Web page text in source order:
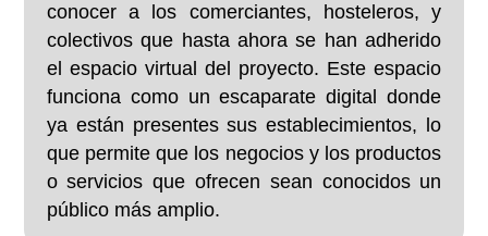
conocer a los comerciantes, hosteleros, y
colectivos que hasta ahora se han adherido
el espacio virtual del proyecto. Este espacio
funciona como un escaparate digital donde
ya están presentes sus establecimientos, lo
que permite que los negocios y los productos
o servicios que ofrecen sean conocidos un
público más amplio.